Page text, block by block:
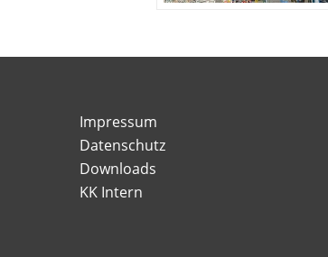
Impressum
Datenschutz
Downloads
KK Intern